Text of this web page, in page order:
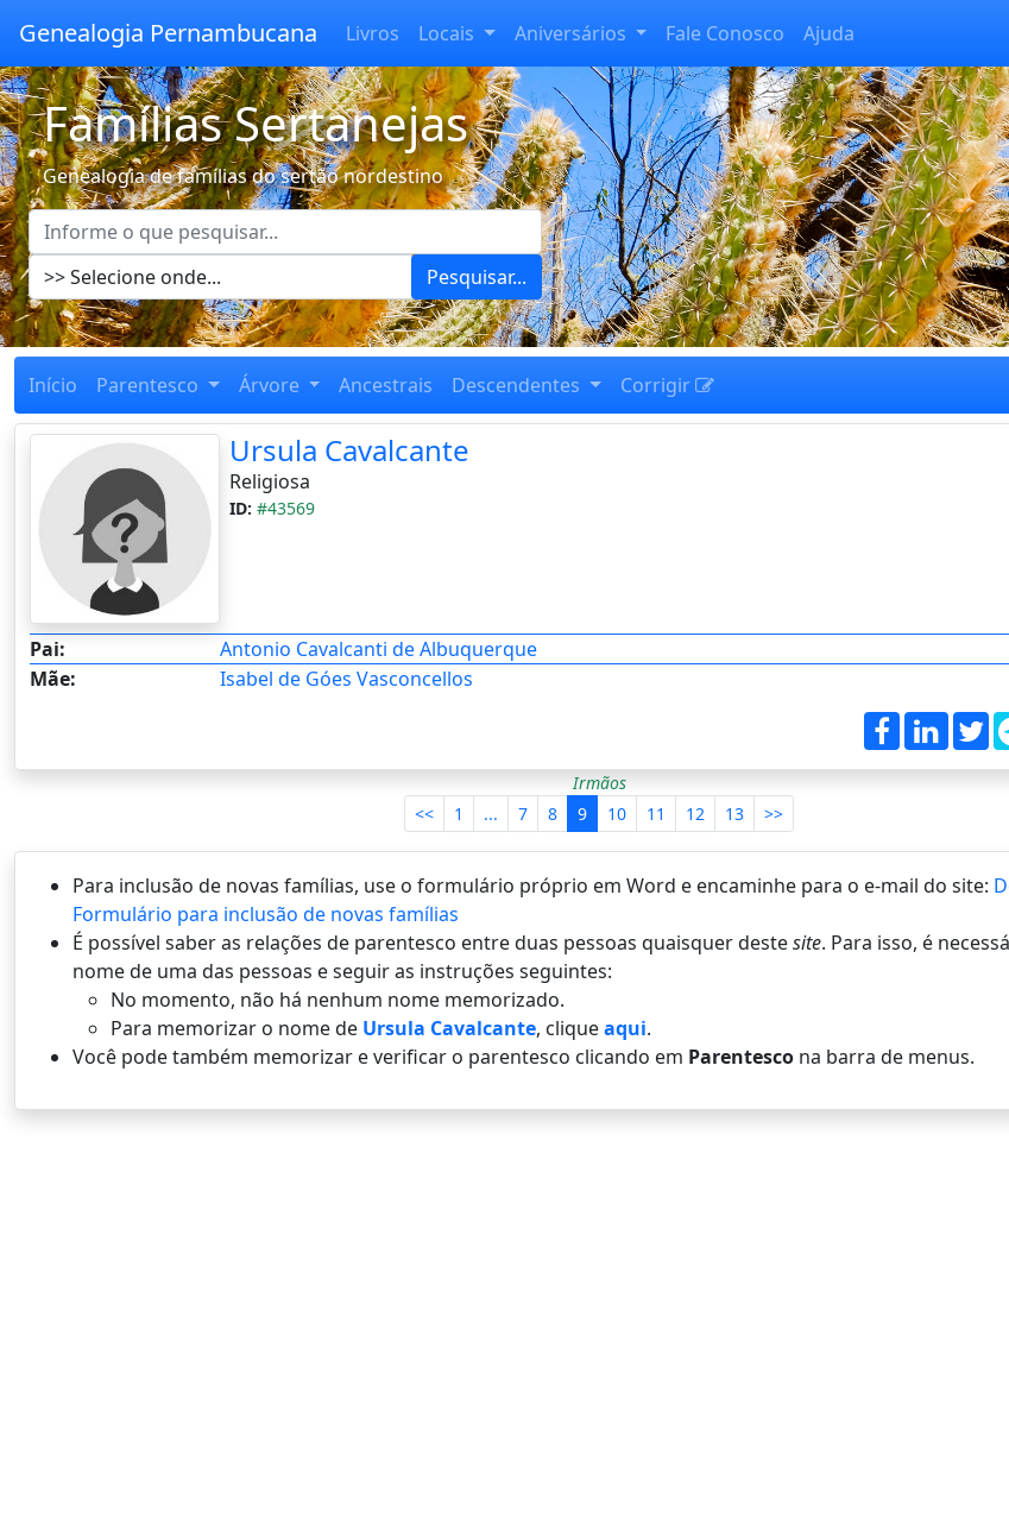
Genealogia Pernambucana Livros Locais Aniversários Fale Conosco Ajuda
Famílias Sertanejas
Genealogia de famílias do sertão nordestino
Pesquisar...
Início Parentesco Árvore Ancestrais Descendentes Corrigir
Ursula Cavalcante
Religiosa
ID: #43569
Pai:
Antonio Cavalcanti de Albuquerque
Mãe:
Isabel de Góes Vasconcellos
Irmãos
<<
1 ... 7 8 9 10 11 12 13 >>
Para inclusão de novas famílias, use o formulário próprio em Word e encaminhe para o e-mail do site:
Formulário para inclusão de novas famílias
É possí­vel saber as relações de parentesco entre duas pessoas quaisquer destesite. Para isso, é
nome de uma das pessoas e seguir as instruções seguintes:
No momento, não há nenhum nome memorizado.
Para memorizar o nome de Ursula Cavalcante, cliqueaqui.
Você pode também memorizar e verificar o parentesco clicando em Parentesco na barra de menus.